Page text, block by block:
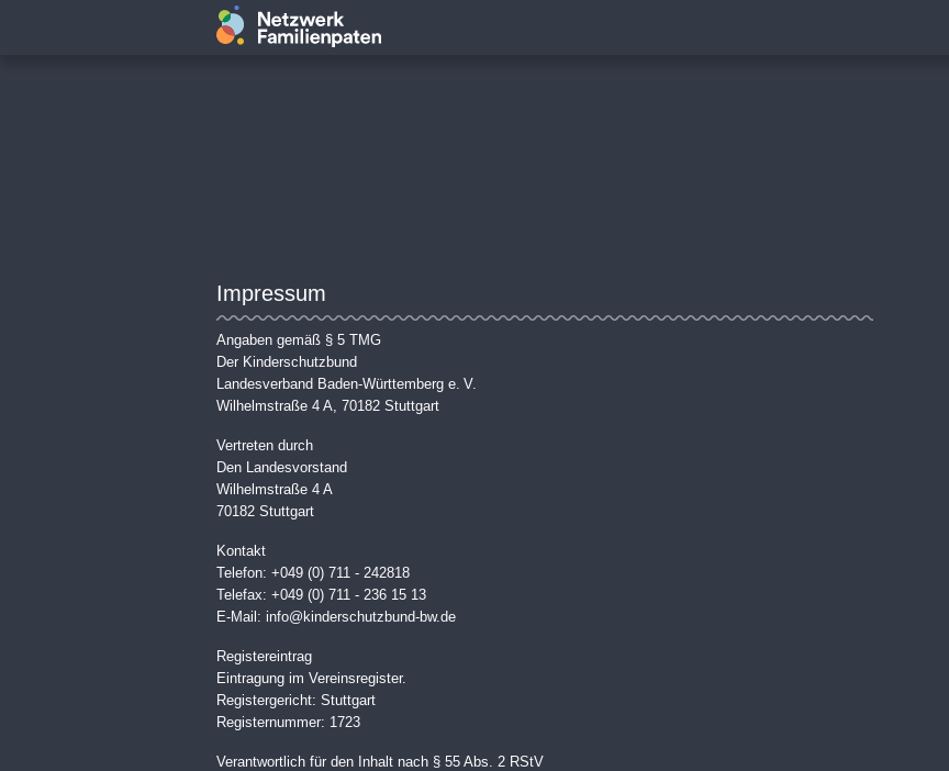
Impressum
Angaben gemäß § 5 TMG
Der Kinderschutzbund
Landesverband Baden-Württemberg e. V.
Wilhelmstraße 4 A, 70182 Stuttgart
Vertreten durch
Den Landesvorstand
Wilhelmstraße 4 A
70182 Stuttgart
Kontakt
Telefon: +049 (0) 711 - 242818
Telefax: +049 (0) 711 - 236 15 13
E-Mail: info@kinderschutzbund-bw.de
Registereintrag
Eintragung im Vereinsregister.
Registergericht: Stuttgart
Registernummer: 1723
Verantwortlich für den Inhalt nach § 55 Abs. 2 RStV